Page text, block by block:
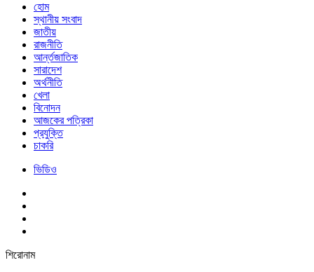
হোম
স্থানীয় সংবাদ
জাতীয়
রাজনীতি
আর্ন্তজাতিক
সারাদেশ
অর্থনীতি
খেলা
বিনোদন
আজকের পত্রিকা
প্রযুক্তি
চাকরি
ভিডিও
শিরোনাম